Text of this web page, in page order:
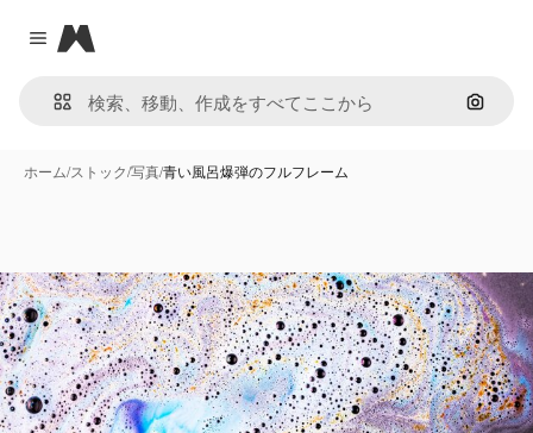
Close menu
Magnific
画像で
ホーム/ストック/写真/青い風呂爆弾のフルフレーム